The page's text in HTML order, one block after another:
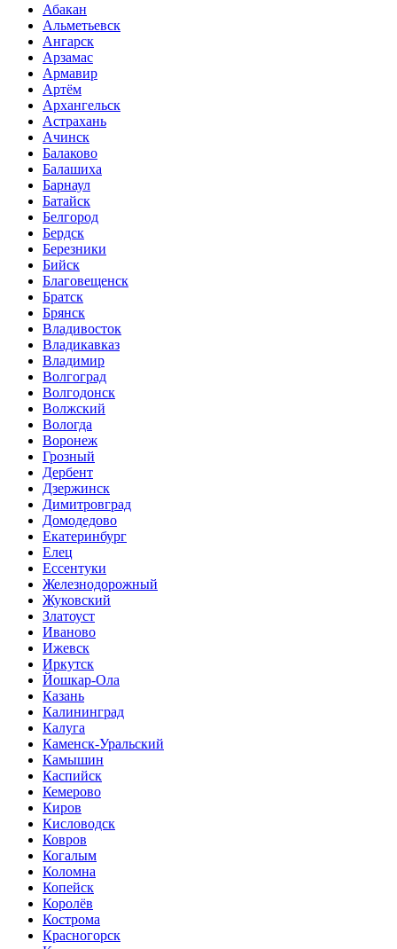
Абакан
Альметьевск
Ангарск
Арзамас
Армавир
Артём
Архангельск
Астрахань
Ачинск
Балаково
Балашиха
Барнаул
Батайск
Белгород
Бердск
Березники
Бийск
Благовещенск
Братск
Брянск
Владивосток
Владикавказ
Владимир
Волгоград
Волгодонск
Волжский
Вологда
Воронеж
Грозный
Дербент
Дзержинск
Димитровград
Домодедово
Екатеринбург
Елец
Ессентуки
Железнодорожный
Жуковский
Златоуст
Иваново
Ижевск
Иркутск
Йошкар-Ола
Казань
Калининград
Калуга
Каменск-Уральский
Камышин
Каспийск
Кемерово
Киров
Кисловодск
Ковров
Когалым
Коломна
Копейск
Королёв
Кострома
Красногорск